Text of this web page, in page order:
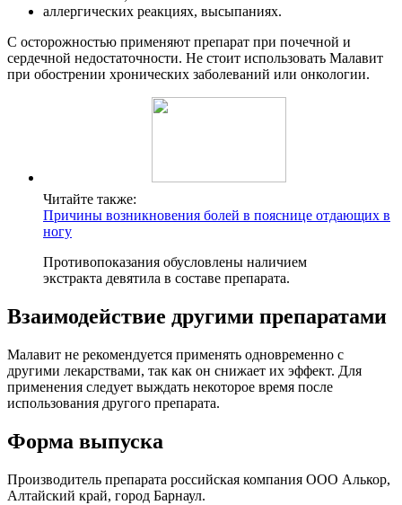
аллергических реакциях, высыпаниях.
С осторожностью применяют препарат при почечной и
сердечной недостаточности. Не стоит использовать Малавит
при обострении хронических заболеваний или онкологии.
Читайте также:
Причины возникновения болей в пояснице отдающих в
ногу
Противопоказания обусловлены наличием
экстракта девятила в составе препарата.
Взаимодействие другими препаратами
Малавит не рекомендуется применять одновременно с
другими лекарствами, так как он снижает их эффект. Для
применения следует выждать некоторое время после
использования другого препарата.
Форма выпуска
Производитель препарата российская компания ООО Алькор,
Алтайский край, город Барнаул.